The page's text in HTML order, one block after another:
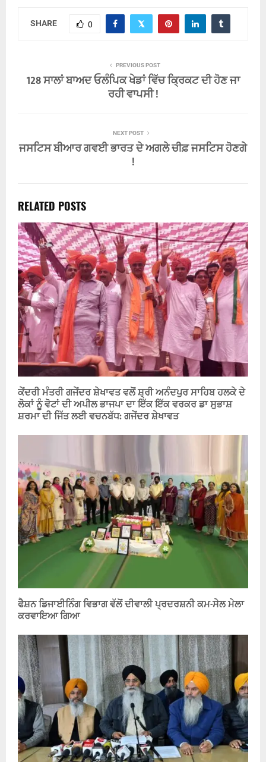
SHARE 0
PREVIOUS POST
128 ਸਾਲਾਂ ਬਾਅਦ ਓਲੰਪਿਕ ਖੇਡਾਂ ਵਿੱਚ ਕ੍ਰਿਕਟ ਦੀ ਹੋਣ ਜਾ
ਰਹੀ ਵਾਪਸੀ !
NEXT POST
ਜਸਟਿਸ ਬੀਆਰ ਗਵਈ ਭਾਰਤ ਦੇ ਅਗਲੇ ਚੀਫ਼ ਜਸਟਿਸ ਹੋਣਗੇ
!
RELATED POSTS
ਕੇਂਦਰੀ ਮੰਤਰੀ ਗਜੇਂਦਰ ਸ਼ੇਖਾਵਤ ਵਲੋਂ ਸ਼੍ਰੀ ਅਨੰਦਪੁਰ ਸਾਹਿਬ ਹਲਕੇ ਦੇ
ਲੋਕਾਂ ਨੂੰ ਵੋਟਾਂ ਦੀ ਅਪੀਲ ਭਾਜਪਾ ਦਾ ਇੱਕ ਇੱਕ ਵਰਕਰ ਡਾ ਸੁਭਾਸ਼
ਸ਼ਰਮਾ ਦੀ ਜਿੱਤ ਲਈ ਵਚਨਬੱਧ: ਗਜੇਂਦਰ ਸ਼ੇਖਾਵਤ
ਫੈਸ਼ਨ ਡਿਜਾਈਨਿੰਗ ਵਿਭਾਗ ਵੱਲੋਂ ਦੀਵਾਲੀ ਪ੍ਰਦਰਸ਼ਨੀ ਕਮ-ਸੇਲ ਮੇਲਾ
ਕਰਵਾਇਆ ਗਿਆ